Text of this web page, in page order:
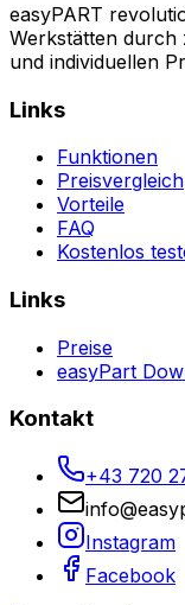
easyPART
Werkstätten durch
und individuellen
Links
Funktionen
Preisvergleich
Vorteile
FAQ
Kostenlos
Links
Preise
easyPart
Kontakt
+43 720
Instagram
Facebook